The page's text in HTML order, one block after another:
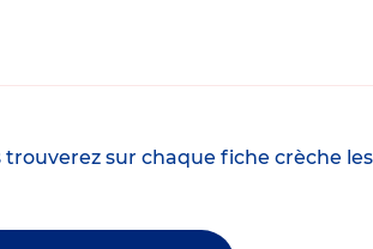
sur chaque fiche crèche